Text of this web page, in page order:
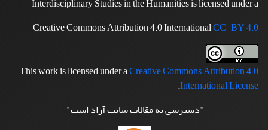
Interdisciplinary Studies in the Humanities is licensed under a
Creative Commons Attribution 4.0 InternationalCC-BY 4.0
This work is licensed under aCreative Commons Attribution 4.0
International License
.
"دسترسی به مقالات سایت آزاد است"